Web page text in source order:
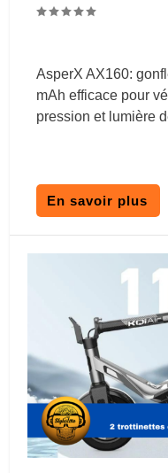
AsperX AX160:
mAh efficace pour
pression et lumière
En savoir plus